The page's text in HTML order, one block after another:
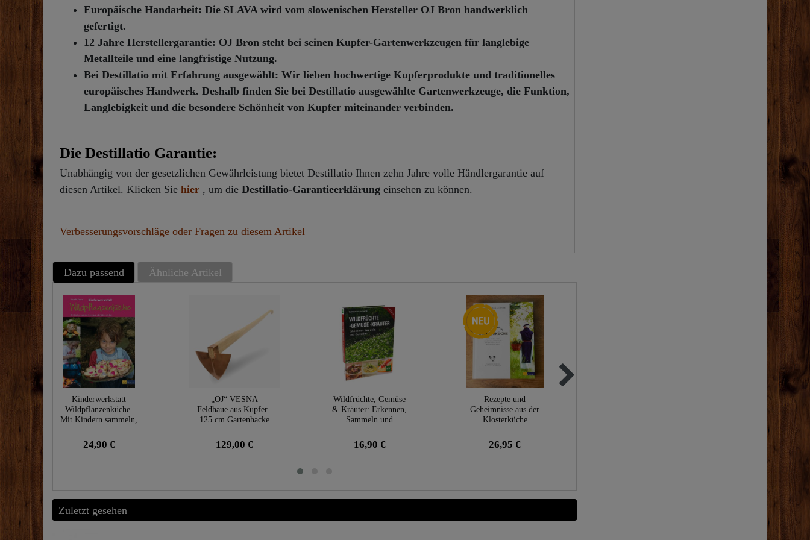
Europäische Handarbeit: Die SLAVA wird vom slowenischen Hersteller OJ Bron handwerklich
gefertigt.
12 Jahre Herstellergarantie: OJ Bron steht bei seinen Kupfer-Gartenwerkzeugen für langlebige
Metallteile und eine langfristige Nutzung.
Bei Destillatio mit Erfahrung ausgewählt: Wir lieben hochwertige Kupferprodukte und traditionelles
europäisches Handwerk. Deshalb finden Sie bei Destillatio ausgewählte Gartenwerkzeuge, die Funktion,
Langlebigkeit und die besondere Schönheit von Kupfer miteinander verbinden.
Die Destillatio Garantie:
Unabhängig von der gesetzlichen Gewährleistung bietet Destillatio Ihnen zehn Jahre volle Händlergarantie auf
diesen Artikel. Klicken Sie hier, um die Destillatio-Garantieerklärungeinsehen zu können.
Verbesserungsvorschläge oder Fragen zu diesem Artikel
Dazu passend Ähnliche Artikel
Kinderwerkstatt
Wildpflanzenküche.
Mit Kindern sammeln,
erleben
24,90 €
„OJ“ VESNA
Feldhaue aus Kupfer |
125 cm Gartenhacke
129,00 €
Wildfrüchte, Gemüse
& Kräuter: Erkennen,
Sammeln und
16,90 €
Neuheit
Rezepte und
Geheimnisse aus der
Klosterküche
26,95 €
"CopperGarden®" 8
Liter Kupfereimer |
159,00 €
Zuletzt gesehen